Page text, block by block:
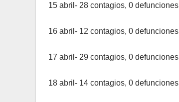
15 abril- 28 contagios, 0 defunciones
16 abril- 12 contagios, 0 defunciones
17 abril- 29 contagios, 0 defunciones
18 abril- 14 contagios, 0 defunciones